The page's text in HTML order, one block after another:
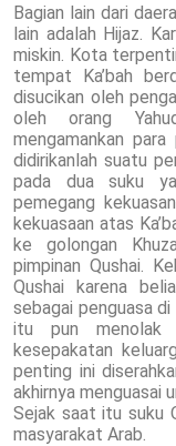
Bagian lain dari
lain adalah Hijaz.
miskin. Kota
tempat Ka’bah
disucikan oleh
oleh orang
mengamankan
didirikanlah suatu
pada dua suku
pemegang
kekuasaan atas
ke golongan
pimpinan Qushai.
Qushai karena
sebagai penguasa
itu pun menolak
kesepakatan
penting ini
akhirnya menguasai
Sejak saat itu suku
masyarakat Arab.